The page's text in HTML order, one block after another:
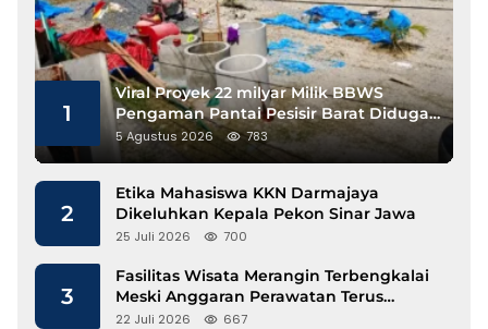
1
Viral Proyek 22 milyar Milik BBWS
Pengaman Pantai Pesisir Barat Diduga
Gunakan Besi Banci
5 Agustus 2026 783
2
Etika Mahasiswa KKN Darmajaya
Dikeluhkan Kepala Pekon Sinar Jawa
25 Juli 2026 700
3
Fasilitas Wisata Merangin Terbengkalai
Meski Anggaran Perawatan Terus
Mengalir
22 Juli 2026 667